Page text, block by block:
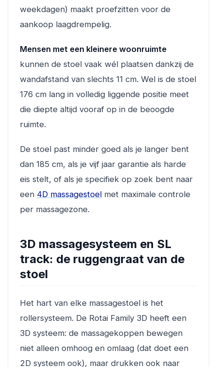
weekdagen) maakt proefzitten voor de
aankoop laagdrempelig.
Mensen met een kleinere woonruimte
kunnen de stoel vaak wél plaatsen dankzij de
wandafstand van slechts 11 cm. Wel is de stoel
176 cm lang in volledig liggende positie meet
die diepte altijd vooraf op in de beoogde
ruimte.
De stoel past minder goed als je langer bent
dan 185 cm, als je vijf jaar garantie als harde
eis stelt, of als je specifiek op zoek bent naar
een 4D massagestoel met maximale controle
per massagezone.
3D massagesysteem en SL
track: de ruggengraat van de
stoel
Het hart van elke massagestoel is het
rollersysteem. De Rotai Family 3D heeft een
3D systeem: de massagekoppen bewegen
niet alleen omhoog en omlaag (dat doet een
2D systeem ook), maar drukken ook naar